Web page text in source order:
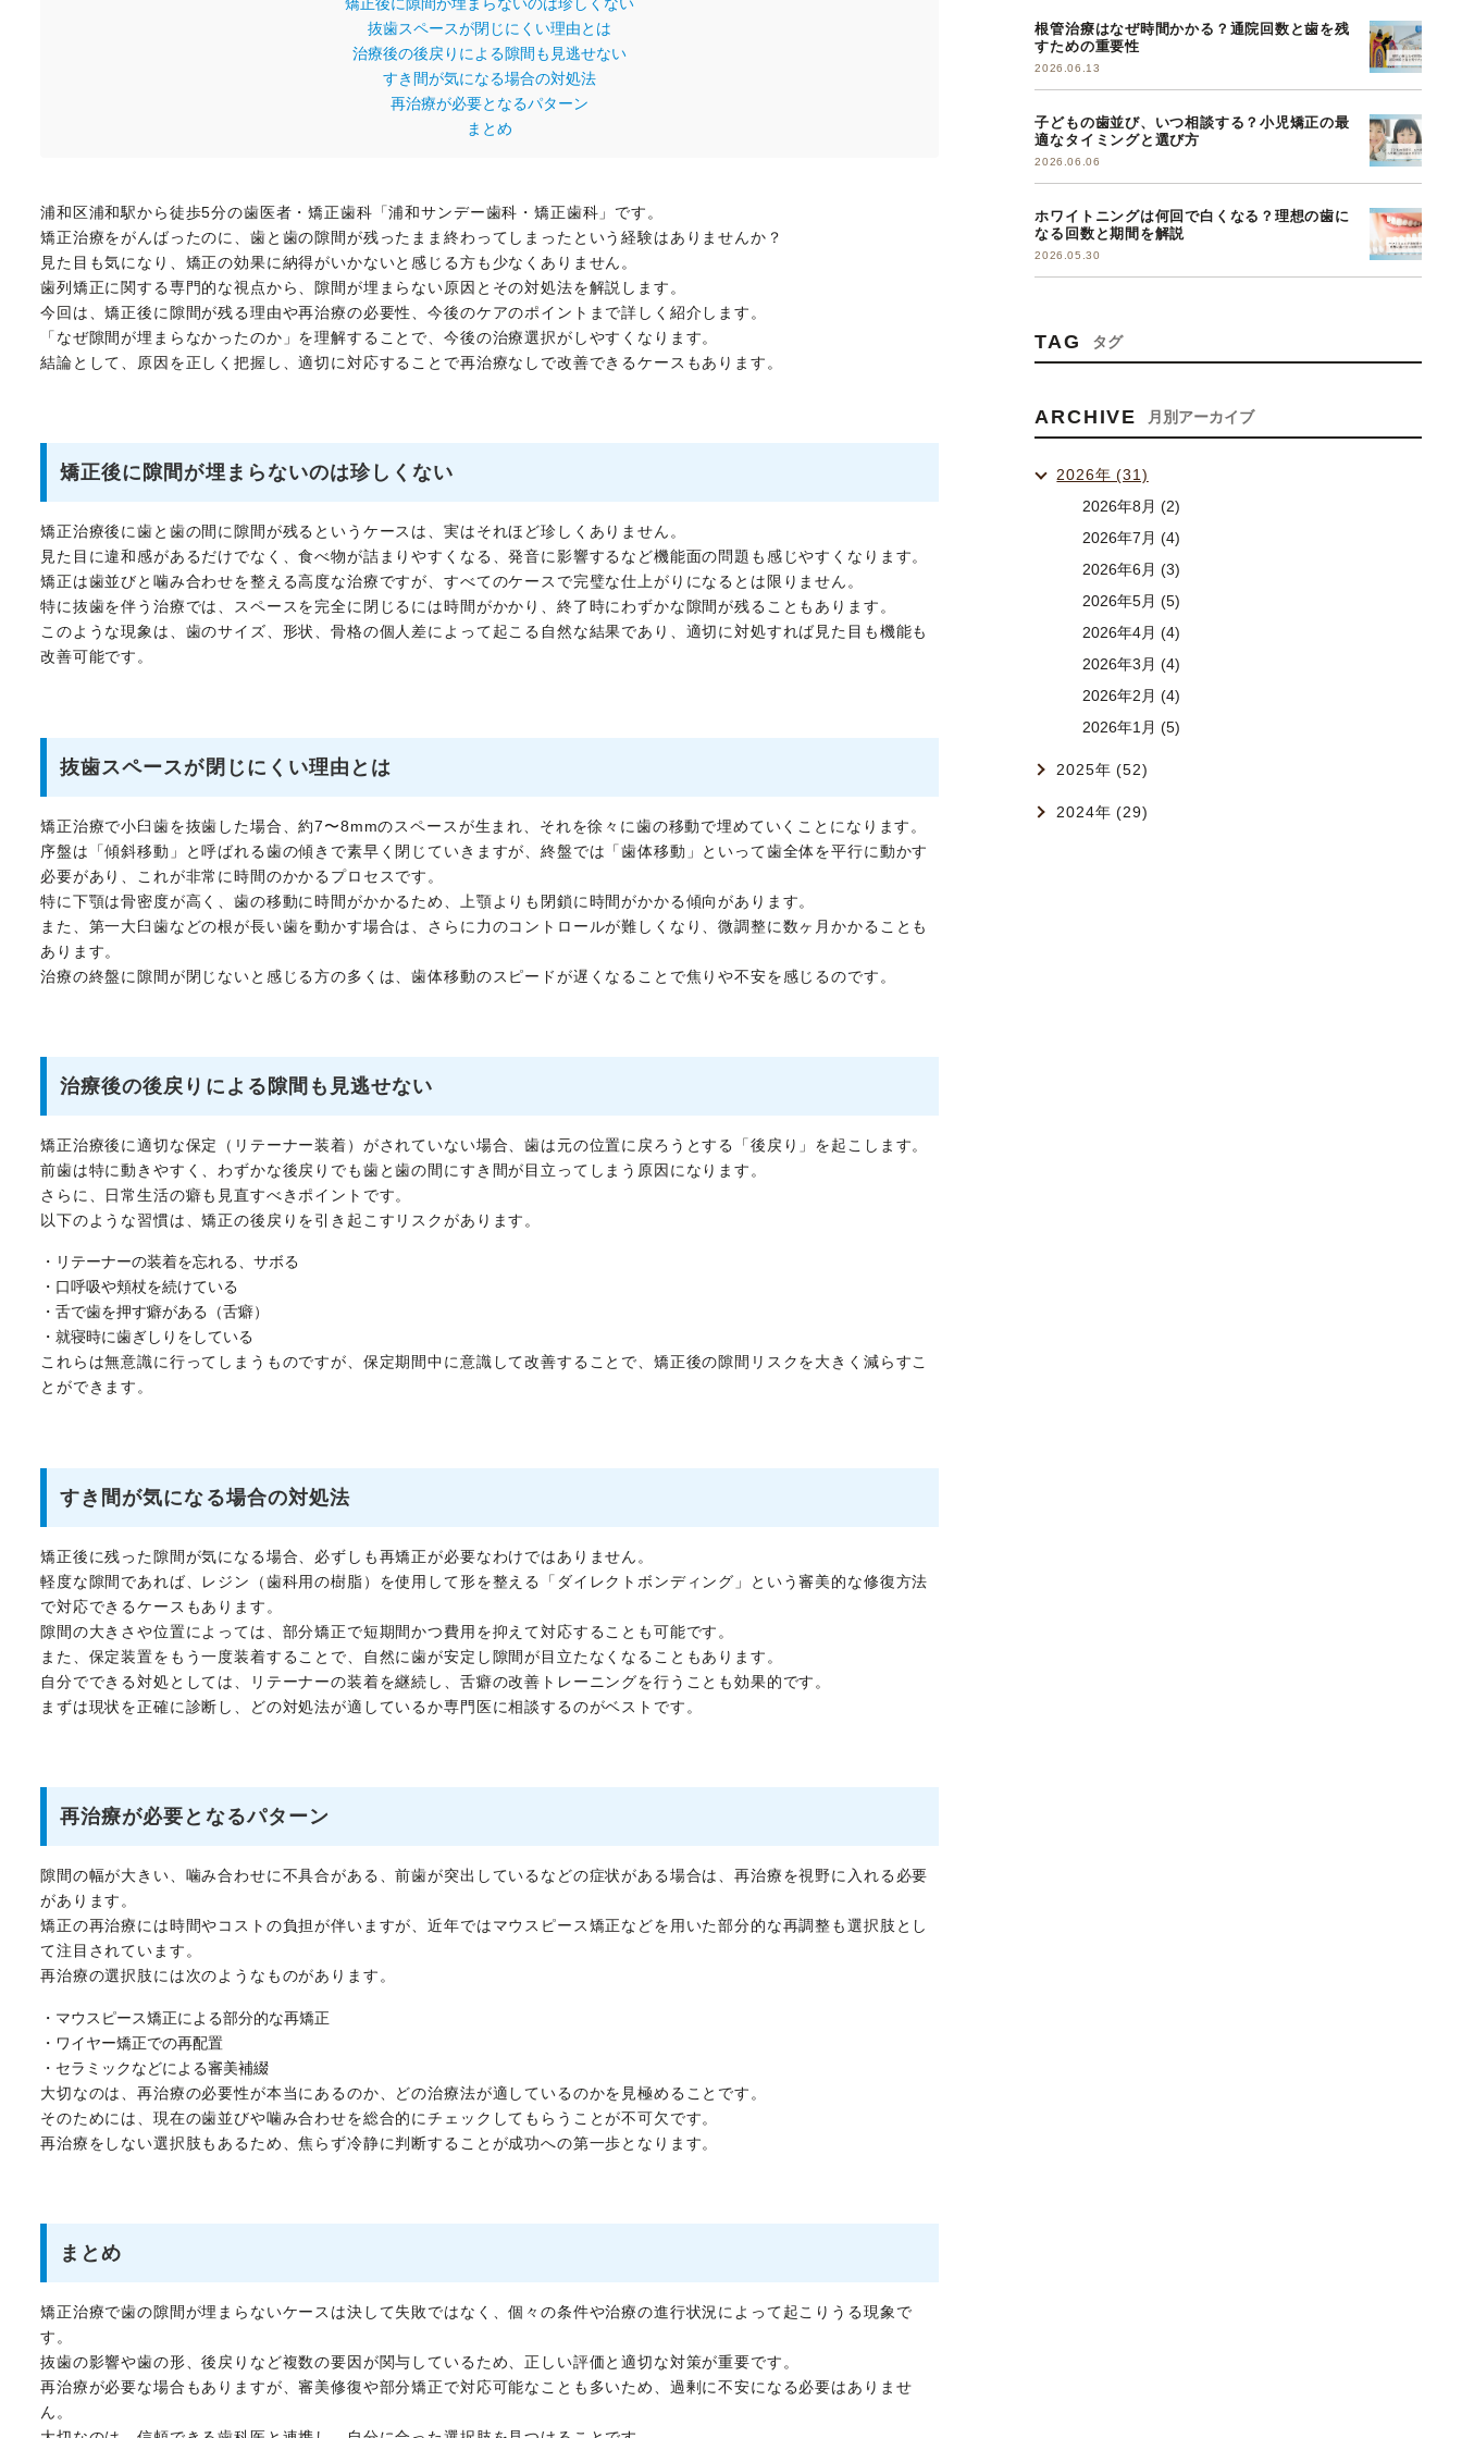
矯正後に隙間が埋まらないのは珍しくない
抜歯スペースが閉じにくい理由とは
治療後の後戻りによる隙間も見逃せない
すき間が気になる場合の対処法
再治療が必要となるパターン
まとめ
浦和区浦和駅から徒歩5分の歯医者・矯正歯科「浦和サンデー歯科・矯正歯科」です。
矯正治療をがんばったのに、歯と歯の隙間が残ったまま終わってしまったという経験はありませんか？
見た目も気になり、矯正の効果に納得がいかないと感じる方も少なくありません。
歯列矯正に関する専門的な視点から、隙間が埋まらない原因とその対処法を解説します。
今回は、矯正後に隙間が残る理由や再治療の必要性、今後のケアのポイントまで詳しく紹介します。
「なぜ隙間が埋まらなかったのか」を理解することで、今後の治療選択がしやすくなります。
結論として、原因を正しく把握し、適切に対応することで再治療なしで改善できるケースもあります。
矯正後に隙間が埋まらないのは珍しくない
矯正治療後に歯と歯の間に隙間が残るというケースは、実はそれほど珍しくありません。
見た目に違和感があるだけでなく、食べ物が詰まりやすくなる、発音に影響するなど機能面の問題も感じやすくなります。
矯正は歯並びと噛み合わせを整える高度な治療ですが、すべてのケースで完璧な仕上がりになるとは限りません。
特に抜歯を伴う治療では、スペースを完全に閉じるには時間がかかり、終了時にわずかな隙間が残ることもあります。
このような現象は、歯のサイズ、形状、骨格の個人差によって起こる自然な結果であり、適切に対処すれば見た目も機能も
改善可能です。
抜歯スペースが閉じにくい理由とは
矯正治療で小臼歯を抜歯した場合、約7〜8mmのスペースが生まれ、それを徐々に歯の移動で埋めていくことになります。
序盤は「傾斜移動」と呼ばれる歯の傾きで素早く閉じていきますが、終盤では「歯体移動」といって歯全体を平行に動かす
必要があり、これが非常に時間のかかるプロセスです。
特に下顎は骨密度が高く、歯の移動に時間がかかるため、上顎よりも閉鎖に時間がかかる傾向があります。
また、第一大臼歯などの根が長い歯を動かす場合は、さらに力のコントロールが難しくなり、微調整に数ヶ月かかることも
あります。
治療の終盤に隙間が閉じないと感じる方の多くは、歯体移動のスピードが遅くなることで焦りや不安を感じるのです。
治療後の後戻りによる隙間も見逃せない
矯正治療後に適切な保定（リテーナー装着）がされていない場合、歯は元の位置に戻ろうとする「後戻り」を起こします。
前歯は特に動きやすく、わずかな後戻りでも歯と歯の間にすき間が目立ってしまう原因になります。
さらに、日常生活の癖も見直すべきポイントです。
以下のような習慣は、矯正の後戻りを引き起こすリスクがあります。
・リテーナーの装着を忘れる、サボる
・口呼吸や頬杖を続けている
・舌で歯を押す癖がある（舌癖）
・就寝時に歯ぎしりをしている
これらは無意識に行ってしまうものですが、保定期間中に意識して改善することで、矯正後の隙間リスクを大きく減らすこ
とができます。
すき間が気になる場合の対処法
矯正後に残った隙間が気になる場合、必ずしも再矯正が必要なわけではありません。
軽度な隙間であれば、レジン（歯科用の樹脂）を使用して形を整える「ダイレクトボンディング」という審美的な修復方法
で対応できるケースもあります。
隙間の大きさや位置によっては、部分矯正で短期間かつ費用を抑えて対応することも可能です。
また、保定装置をもう一度装着することで、自然に歯が安定し隙間が目立たなくなることもあります。
自分でできる対処としては、リテーナーの装着を継続し、舌癖の改善トレーニングを行うことも効果的です。
まずは現状を正確に診断し、どの対処法が適しているか専門医に相談するのがベストです。
再治療が必要となるパターン
隙間の幅が大きい、噛み合わせに不具合がある、前歯が突出しているなどの症状がある場合は、再治療を視野に入れる必要
があります。
矯正の再治療には時間やコストの負担が伴いますが、近年ではマウスピース矯正などを用いた部分的な再調整も選択肢とし
て注目されています。
再治療の選択肢には次のようなものがあります。
・マウスピース矯正による部分的な再矯正
・ワイヤー矯正での再配置
・セラミックなどによる審美補綴
大切なのは、再治療の必要性が本当にあるのか、どの治療法が適しているのかを見極めることです。
そのためには、現在の歯並びや噛み合わせを総合的にチェックしてもらうことが不可欠です。
再治療をしない選択肢もあるため、焦らず冷静に判断することが成功への第一歩となります。
まとめ
矯正治療で歯の隙間が埋まらないケースは決して失敗ではなく、個々の条件や治療の進行状況によって起こりうる現象で
す。
抜歯の影響や歯の形、後戻りなど複数の要因が関与しているため、正しい評価と適切な対策が重要です。
再治療が必要な場合もありますが、審美修復や部分矯正で対応可能なことも多いため、過剰に不安になる必要はありませ
ん。
根管治療はなぜ時間かかる？通院回数と歯を残
すための重要性
2026.06.13
子どもの歯並び、いつ相談する？小児矯正の最
適なタイミングと選び方
2026.06.06
ホワイトニングは何回で白くなる？理想の歯に
なる回数と期間を解説
2026.05.30
TAG タグ
ARCHIVE 月別アーカイブ
2026年 (31)
2026年8月 (2)
2026年7月 (4)
2026年6月 (3)
2026年5月 (5)
2026年4月 (4)
2026年3月 (4)
2026年2月 (4)
2026年1月 (5)
2025年 (52)
2024年 (29)